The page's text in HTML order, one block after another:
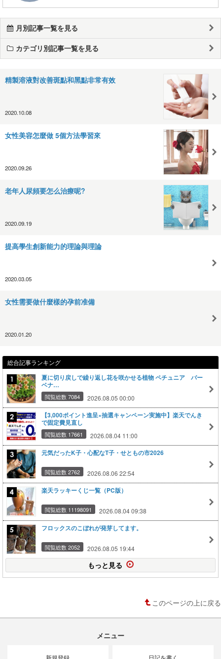
月別記事一覧を見る
カテゴリ別記事一覧を見る
精製溶液對改善斑點和黑點非常有效
2020.10.08
女性美容怎麼做 5個方法學習來
2020.09.26
老年人尿頻要怎么治療呢?
2020.09.19
提高學生創新能力的理論與理論
2020.03.05
女性需要做什麼樣的孕前准備
2020.01.20
総合記事ランキング
夏に切り戻しで繰り返し花を咲かせる植物 ペチュニア バー
ベナ…
閲覧総数 7084 2026.08.05 00:00
【3,000ポイント進呈×抽選キャンペーン実施中】楽天でんき
で固定費見直し
閲覧総数 17661 2026.08.04 11:00
元気だったK子・心配なT子・せともの市2026
閲覧総数 2762 2026.08.06 22:54
楽天ラッキーくじ一覧（PC版）
閲覧総数 11198091 2026.08.04 09:38
フロックスのこぼれが発芽してます。
閲覧総数 2052 2026.08.05 19:44
もっと見る
このページの上に戻る
メニュー